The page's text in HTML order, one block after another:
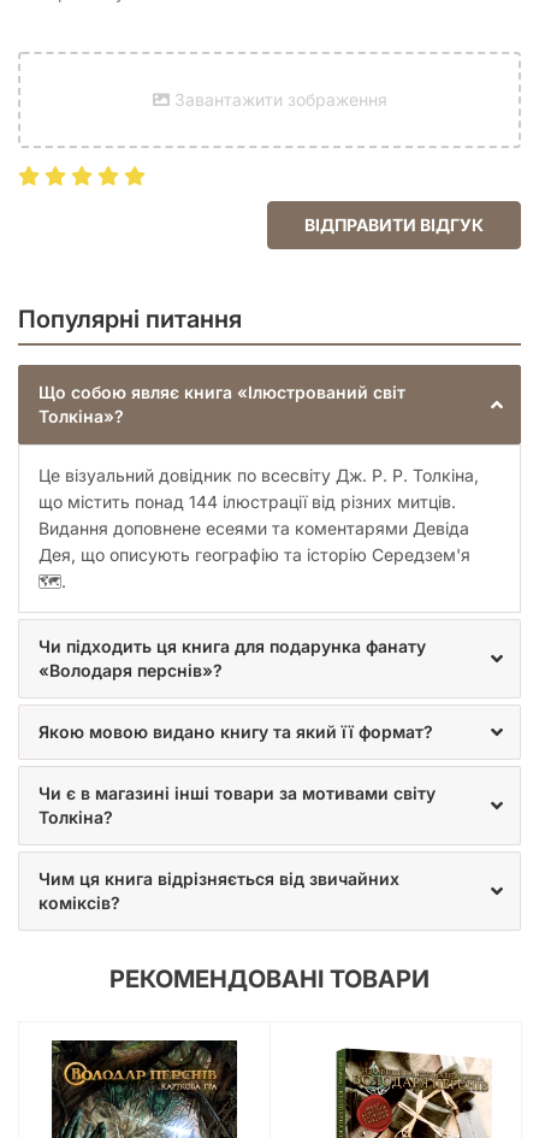
Завантажити зображення
ВІДПРАВИТИ ВІДГУК
Популярні питання
Що собою являє книга «Ілюстрований світ
Толкіна»?
Це візуальний довідник по всесвіту Дж. Р. Р. Толкіна,
що містить понад 144 ілюстрації від різних митців.
Видання доповнене есеями та коментарями Девіда
Дея, що описують географію та історію Середзем'я
🗺️.
Чи підходить ця книга для подарунка фанату
«Володаря перснів»?
Якою мовою видано книгу та який її формат?
Чи є в магазині інші товари за мотивами світу
Толкіна?
Чим ця книга відрізняється від звичайних
коміксів?
РЕКОМЕНДОВАНІ ТОВАРИ